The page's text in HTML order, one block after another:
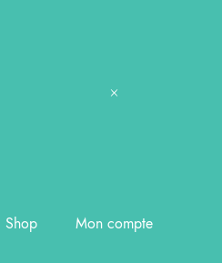
Shop Mon compte